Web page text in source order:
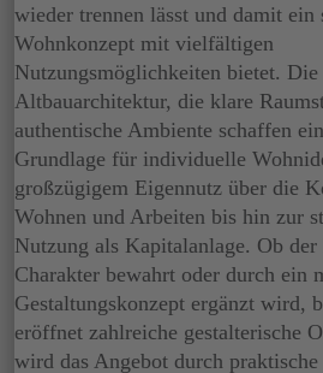
wieder trennen lässt und damit ein
Wohnkonzept mit vielfältigen
Nutzungsmöglichkeiten bietet. Die
Altbauarchitektur, die klare
authentische Ambiente schaffen
Grundlage für individuelle
großzügigem Eigennutz über die
Wohnen und Arbeiten bis hin zur
Nutzung als Kapitalanlage. Ob der
Charakter bewahrt oder durch ein
Gestaltungskonzept ergänzt wird,
eröffnet zahlreiche gestalterische
wird das Angebot durch praktische